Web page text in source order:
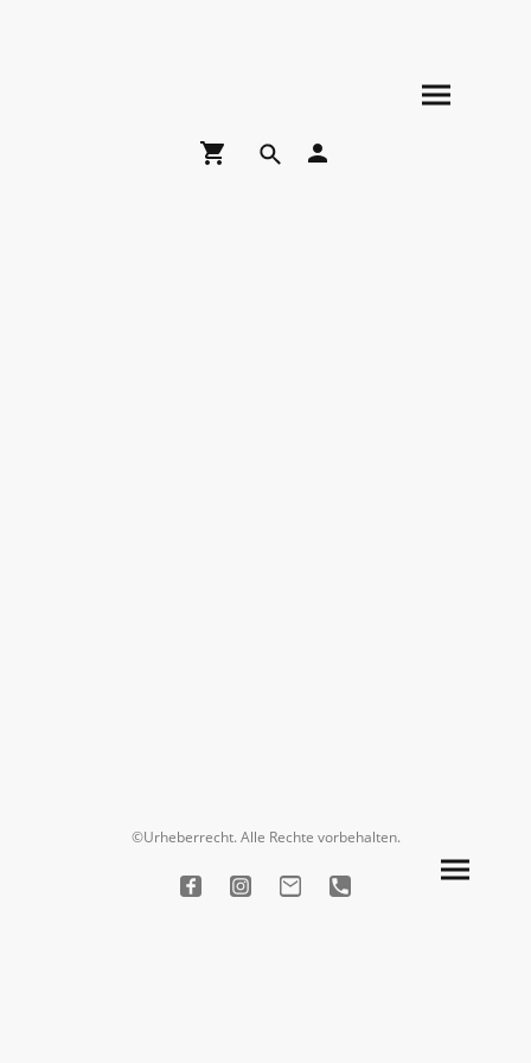
©Urheberrecht. Alle Rechte vorbehalten.